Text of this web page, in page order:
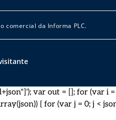
comercial da Informa PLC.
var out = []; for (var i
{ for (var j = 0; j <